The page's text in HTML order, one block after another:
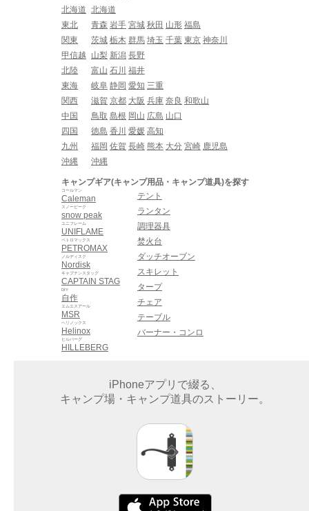
北海道 北海道
東北
青森 岩手 宮城 秋田 山形 福島
関東
茨城 栃木 群馬 埼玉 千葉 東京 神奈川
甲信越
山梨 新潟 長野
北陸
富山 石川 福井
東海
岐阜 静岡 愛知 三重
関西
滋賀 京都 大阪 兵庫 奈良 和歌山
中国
鳥取 島根 岡山 広島 山口
四国
徳島 香川 愛媛 高知
九州
福岡 佐賀 長崎 熊本 大分 宮崎 鹿児島
沖縄
沖縄
キャンプギア(キャンプ用品・キャンプ道具)を探す
Caleman
コールマン
snow peak
スノーピーク
UNIFLAME
ユニフレーム
PETROMAX
ペトロマックス
Nordisk
ノルディスク
CAPTAIN STAG
キャプテンスタッグ
自作
DIY
MSR
エムエスアール
Helinox
ヘリノックス
HILLEBERG
ヒルバーグ
テント
ランタン
調理器具
焚火台
ダッチオーブン
スキレット
タープ
チェア
テーブル
バーナー・コンロ
iPhoneアプリで綴る、
キャンプ場・キャンプ道具のストーリー。